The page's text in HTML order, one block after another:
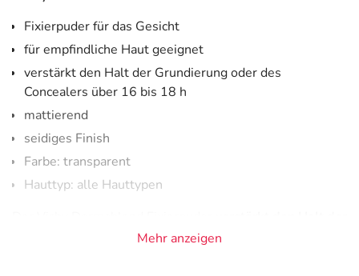
Fixierpuder für das Gesicht
für empfindliche Haut geeignet
verstärkt den Halt der Grundierung oder des
Concealers über 16 bis 18 h
mattierend
seidiges Finish
Farbe: transparent
Hauttyp: alle Hauttypen
Grundierung oder des Concealer-Sticks
Mehr anzeigen